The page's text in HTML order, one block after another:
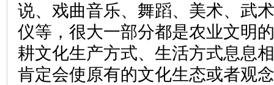
说、戏曲音乐、舞蹈、美术、武
仪等，很大一部分都是农业文明
耕文化生产方式、生活方式息息
肯定会使原有的文化生态或者观